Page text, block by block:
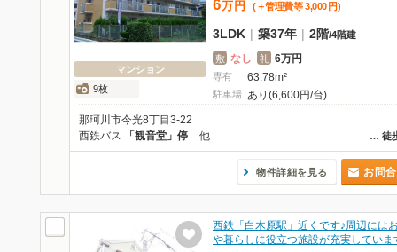
マンション
9枚
6万 円 (＋管理費等 3,000 円)
3LDK | 築37年 | 2階/4階建
敷 なし 礼 6万円
専有 63.78m²
駐車場 あり(6,600円/台)
那珂川市今光8丁目3-22
… 徒
西鉄バス 「観音堂」停 他
物件詳細を見る お問
西鉄「白木原駅」近くです♪周辺には
や暮らしに役立つ施設が充実してい